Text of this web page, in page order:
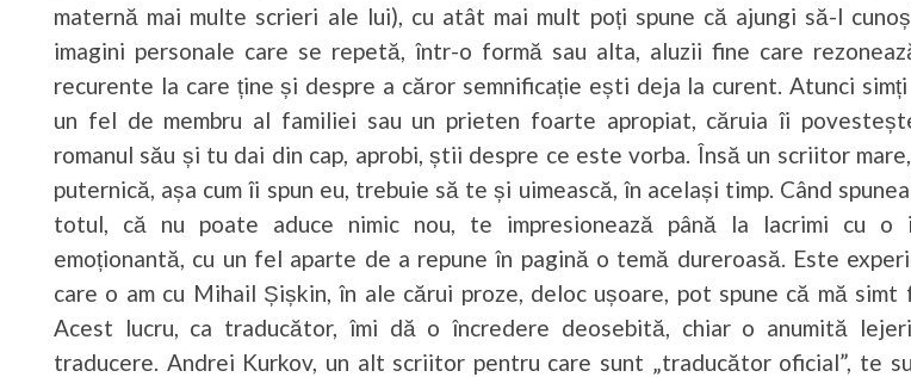
maternă mai multe scrieri ale lui), cu atât mai mult poți spune că ajungi să-l
imagini personale care se repetă, într-o formă sau alta, aluzii fine care
recurente la care ține și despre a căror semnificație ești deja la curent. Atunci
un fel de membru al familiei sau un prieten foarte apropiat, căruia îi
romanul său și tu dai din cap, aprobi, știi despre ce este vorba. Însă un scriitor
puternică, așa cum îi spun eu, trebuie să te și uimească, în același timp. Când
totul, că nu poate aduce nimic nou, te impresionează până la lacrimi cu o
emoționantă, cu un fel aparte de a repune în pagină o temă dureroasă. Este
care o am cu Mihail Șișkin, în ale cărui proze, deloc ușoare, pot spune că mă simt
Acest lucru, ca traducător, îmi dă o încredere deosebită, chiar o anumită
traducere. Andrei Kurkov, un alt scriitor pentru care sunt „traducător oficial”, te